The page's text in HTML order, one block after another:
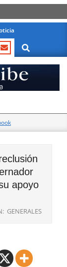
Search
apoyo
GENERALES